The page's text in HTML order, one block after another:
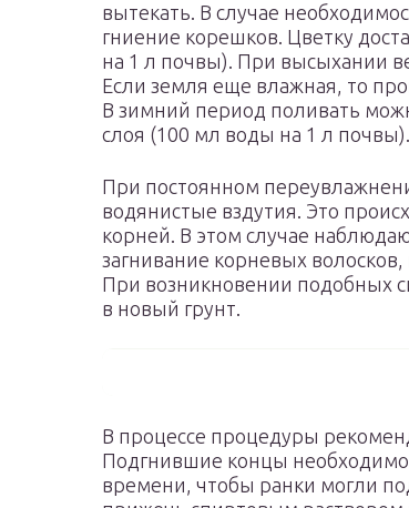
вытекать. В случае
гниение корешков. Цветку
на 1 л почвы). При высыхании
Если земля еще влажная, то
В зимний период поливать
слоя (100 мл воды на 1 л почвы).
При постоянном
водянистые вздутия. Это
корней. В этом случае
загнивание корневых
При возникновении подобных
в новый грунт.
В процессе процедуры
Подгнившие концы необходимо
времени, чтобы ранки могли